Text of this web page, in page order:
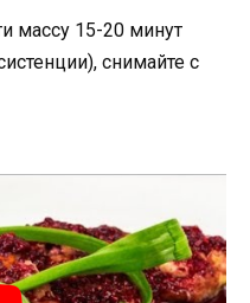
массу 15-20 минут
снимайте с